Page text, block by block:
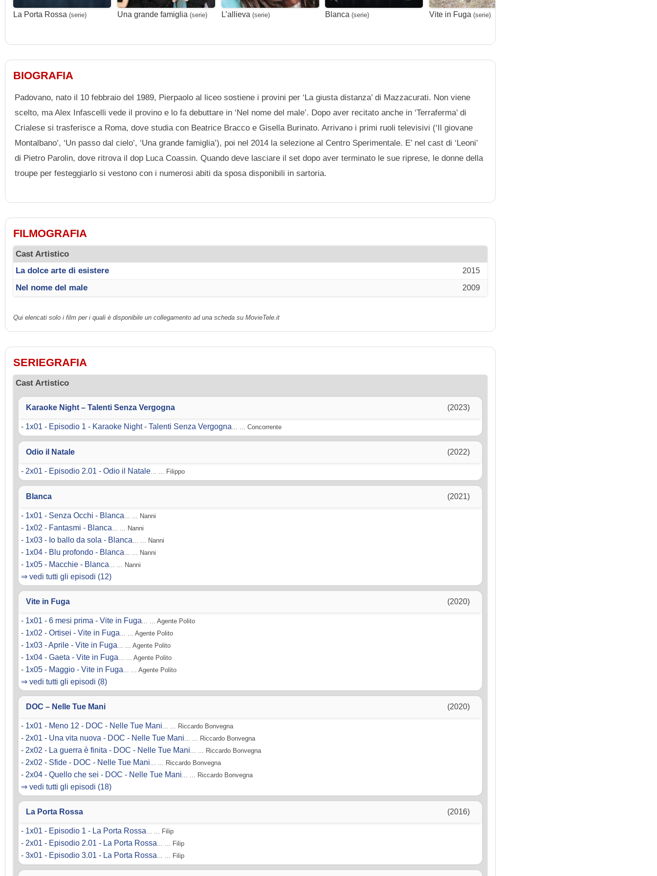
La Porta Rossa (serie) Una grande famiglia (serie) L’allieva (serie) Blanca (serie) Vite in Fuga (serie)
BIOGRAFIA
Padovano, nato il 10 febbraio del 1989, Pierpaolo al liceo sostiene i provini per ‘La giusta distanza’ di Mazzacurati. Non viene
scelto, ma Alex Infascelli vede il provino e lo fa debuttare in ‘Nel nome del male’. Dopo aver recitato anche in ‘Terraferma’ di
Crialese si trasferisce a Roma, dove studia con Beatrice Bracco e Gisella Burinato. Arrivano i primi ruoli televisivi (‘Il giovane
Montalbano’, ‘Un passo dal cielo’, ‘Una grande famiglia’), poi nel 2014 la selezione al Centro Sperimentale. E’ nel cast di ‘Leoni’
di Pietro Parolin, dove ritrova il dop Luca Coassin. Quando deve lasciare il set dopo aver terminato le sue riprese, le donne della
troupe per festeggiarlo si vestono con i numerosi abiti da sposa disponibili in sartoria.
FILMOGRAFIA
Cast Artistico
2015
La dolce arte di esistere
2009
Nel nome del male
Qui elencati solo i film per i quali è disponibile un collegamento ad una scheda su MovieTele.it
SERIEGRAFIA
Cast Artistico
Karaoke Night – Talenti Senza Vergogna (2023)
- 1x01 - Episodio 1 - Karaoke Night - Talenti Senza Vergogna... ... Concorrente
Odio il Natale (2022)
- 2x01 - Episodio 2.01 - Odio il Natale... ... Filippo
Blanca (2021)
- 1x01 - Senza Occhi - Blanca... ... Nanni
- 1x02 - Fantasmi - Blanca... ... Nanni
- 1x03 - Io ballo da sola - Blanca... ... Nanni
- 1x04 - Blu profondo - Blanca... ... Nanni
- 1x05 - Macchie - Blanca... ... Nanni
⇒ vedi tutti gli episodi (12)
Vite in Fuga (2020)
- 1x01 - 6 mesi prima - Vite in Fuga... ... Agente Polito
- 1x02 - Ortisei - Vite in Fuga... ... Agente Polito
- 1x03 - Aprile - Vite in Fuga... ... Agente Polito
- 1x04 - Gaeta - Vite in Fuga... ... Agente Polito
- 1x05 - Maggio - Vite in Fuga... ... Agente Polito
⇒ vedi tutti gli episodi (8)
DOC – Nelle Tue Mani (2020)
- 1x01 - Meno 12 - DOC - Nelle Tue Mani... ... Riccardo Bonvegna
- 2x01 - Una vita nuova - DOC - Nelle Tue Mani... ... Riccardo Bonvegna
- 2x02 - La guerra è finita - DOC - Nelle Tue Mani... ... Riccardo Bonvegna
- 2x02 - Sfide - DOC - Nelle Tue Mani... ... Riccardo Bonvegna
- 2x04 - Quello che sei - DOC - Nelle Tue Mani... ... Riccardo Bonvegna
⇒ vedi tutti gli episodi (18)
La Porta Rossa (2016)
- 1x01 - Episodio 1 - La Porta Rossa... ... Filip
- 2x01 - Episodio 2.01 - La Porta Rossa... ... Filip
- 3x01 - Episodio 3.01 - La Porta Rossa... ... Filip